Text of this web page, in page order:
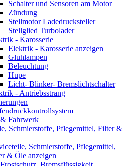
Schalter und Sensoren am Motor
Zündung
Stellmotor Ladedrucksteller
Stellglied Turbolader
- Karosserie
Elektrik - Karosserie anzeigen
Glühlampen
Beleuchtung
Hupe
Licht- Blinker- Bremslichtschalter
- Antriebsstrang
Fahrwerk
Schmierstoffe, Pflegemittel, Filter &
Schmierstoffe, Pflegemittel,
& Öle anzeigen
Bremsflüssigkeit,